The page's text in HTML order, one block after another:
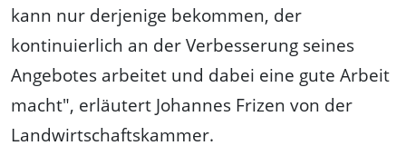
kann nur derjenige bekommen, der
kontinuierlich an der Verbesserung seines
Angebotes arbeitet und dabei eine gute Arbeit
macht", erläutert Johannes Frizen von der
Landwirtschaftskammer.